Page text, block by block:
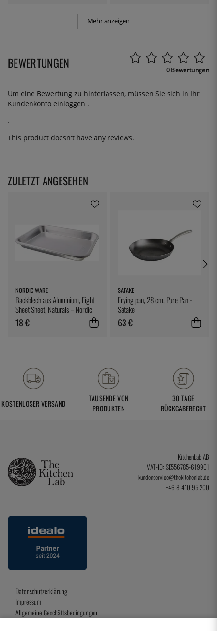
Mehr anzeigen
BEWERTUNGEN 0 Bewertungen
Um eine Bewertung zu hinterlassen, müssen Sie sich in Ihr
Kundenkonto einloggen .
.
This product doesn't have any reviews.
ZULETZT ANGESEHEN
NORDIC WARE
Backblech aus Aluminium, Eight
Sheet Sheet, Naturals – Nordic
Ware
18 €
SATAKE
Frying pan, 28 cm, Pure Pan -
Satake
63 €
KOSTENLOSER VERSAND
TAUSENDE VON
PRODUKTEN
30 TAGE
RÜCKGABERECHT
KitchenLab AB
VAT-ID: SE556785-619901
kundenservice@thekitchenlab.de
+46 8 410 95 200
Datenschutzerklärung
Impressum
Allgemeine Geschäftsbedingungen